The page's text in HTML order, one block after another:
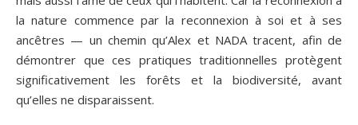
la nature commence par la reconnexion à soi et à ses
ancêtres — un chemin qu’Alex et NADA tracent, afin de
démontrer que ces pratiques traditionnelles protègent
significativement les forêts et la biodiversité, avant
qu’elles ne disparaissent.